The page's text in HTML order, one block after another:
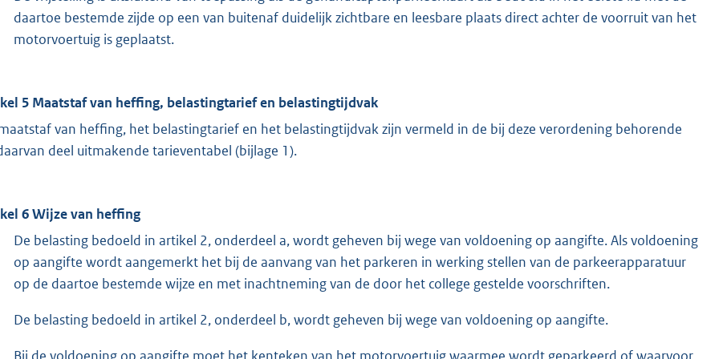
daartoe bestemde zijde op een van buitenaf duidelijk zichtbare en leesbare plaats direct achter de voorruit van het
motorvoertuig is geplaatst.
5 Maatstaf van heffing, belastingtarief en belastingtijdvak
van heffing, het belastingtarief en het belastingtijdvak zijn vermeld in de bij deze verordening behorende
deel uitmakende tarieventabel (bijlage 1).
6 Wijze van heffing
De belasting bedoeld in artikel 2, onderdeel a, wordt geheven bij wege van voldoening op aangifte. Als voldoening
op aangifte wordt aangemerkt het bij de aanvang van het parkeren in werking stellen van de parkeerapparatuur
op de daartoe bestemde wijze en met inachtneming van de door het college gestelde voorschriften.
De belasting bedoeld in artikel 2, onderdeel b, wordt geheven bij wege van voldoening op aangifte.